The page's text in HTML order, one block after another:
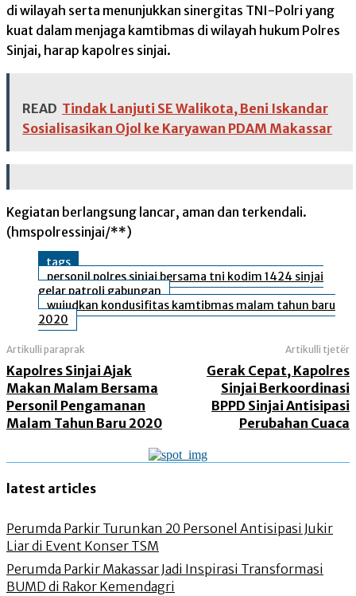
di wilayah serta menunjukkan sinergitas TNI-Polri yang
kuat dalam menjaga kamtibmas di wilayah hukum Polres
Sinjai, harap kapolres sinjai.
READ Tindak Lanjuti SE Walikota, Beni Iskandar
Sosialisasikan Ojol ke Karyawan PDAM Makassar
Kegiatan berlangsung lancar, aman dan terkendali.
(hmspolressinjai/**)
tags
personil polres sinjai bersama tni kodim 1424 sinjai
gelar patroli gabungan
wujudkan kondusifitas kamtibmas malam tahun baru
2020
Artikulli paraprak
Kapolres Sinjai Ajak
Makan Malam Bersama
Personil Pengamanan
Malam Tahun Baru 2020
Artikulli tjetër
Gerak Cepat, Kapolres
Sinjai Berkoordinasi
BPPD Sinjai Antisipasi
Perubahan Cuaca
latest articles
Perumda Parkir Turunkan 20 Personel Antisipasi Jukir
Liar di Event Konser TSM
Perumda Parkir Makassar Jadi Inspirasi Transformasi
BUMD di Rakor Kemendagri